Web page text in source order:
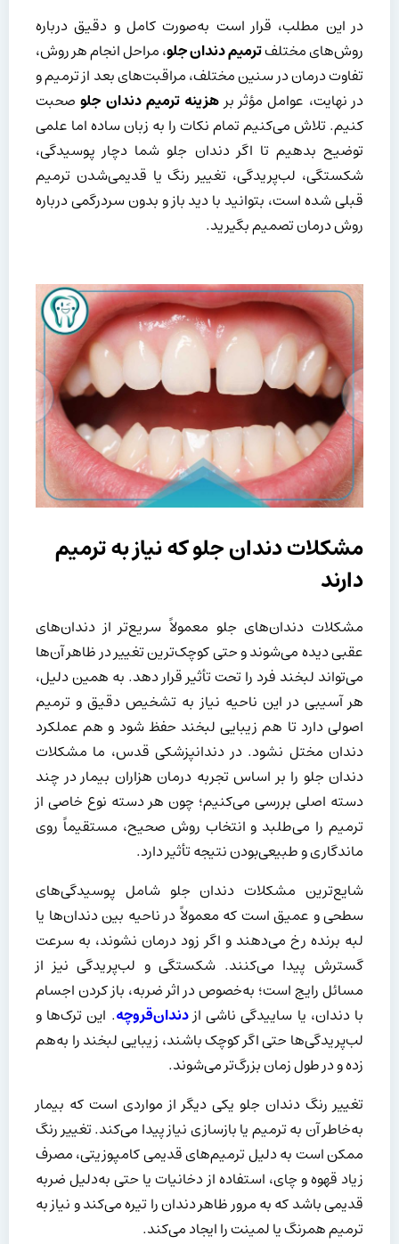
در این مطلب، قرار است به‌صورت کامل و دقیق درباره
روش‌های مختلفترمیم دندان جلو، مراحل انجام هر روش،
تفاوت درمان در سنین مختلف، مراقبت‌های بعد از ترمیم و
در نهایت، عوامل مؤثر برهزینه ترمیم دندان جلوصحبت
کنیم. تلاش می‌کنیم تمام نکات را به زبان ساده اما علمی
توضیح بدهیم تا اگر دندان جلو شما دچار پوسیدگی،
شکستگی، لب‌پریدگی، تغییر رنگ یا قدیمی‌شدن ترمیم
قبلی شده است، بتوانید با دید باز و بدون سردرگمی درباره
روش درمان تصمیم بگیرید.
مشکلات دندان جلو که نیاز به ترمیم
دارند
مشکلات دندان‌های جلو معمولاً سریع‌تر از دندان‌های
عقبی دیده می‌شوند و حتی کوچک‌ترین تغییر در ظاهر آن‌ها
می‌تواند لبخند فرد را تحت تأثیر قرار دهد. به همین دلیل،
هر آسیبی در این ناحیه نیاز به تشخیص دقیق و ترمیم
اصولی دارد تا هم زیبایی لبخند حفظ شود و هم عملکرد
دندان مختل نشود. در دندانپزشکی قدس، ما مشکلات
دندان جلو را بر اساس تجربه درمان هزاران بیمار در چند
دسته اصلی بررسی می‌کنیم؛ چون هر دسته نوع خاصی از
ترمیم را می‌طلبد و انتخاب روش صحیح، مستقیماً روی
ماندگاری و طبیعی‌بودن نتیجه تأثیر دارد.
شایع‌ترین مشکلات دندان جلو شامل پوسیدگی‌های
سطحی و عمیق است که معمولاً در ناحیه بین دندان‌ها یا
لبه برنده رخ می‌دهند و اگر زود درمان نشوند، به سرعت
گسترش پیدا می‌کنند. شکستگی و لب‌پریدگی نیز از
مسائل رایج است؛ به‌خصوص در اثر ضربه، باز کردن اجسام
با دندان، یا ساییدگی ناشی ازدندان‌قروچه. این ترک‌ها و
لب‌پریدگی‌ها حتی اگر کوچک باشند، زیبایی لبخند را به‌هم
زده و در طول زمان بزرگ‌تر می‌شوند.
تغییر رنگ دندان جلو یکی دیگر از مواردی است که بیمار
به‌خاطر آن به ترمیم یا بازسازی نیاز پیدا می‌کند. تغییر رنگ
ممکن است به دلیل ترمیم‌های قدیمی کامپوزیتی، مصرف
زیاد قهوه و چای، استفاده از دخانیات یا حتی به‌دلیل ضربه
قدیمی باشد که به مرور ظاهر دندان را تیره می‌کند و نیاز به
ترمیم همرنگ یا لمینت را ایجاد می‌کند.